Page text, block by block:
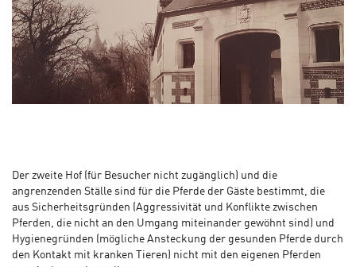
Der zweite Hof (für Besucher nicht zugänglich) und die
angrenzenden Ställe sind für die Pferde der Gäste bestimmt, die
aus Sicherheitsgründen (Aggressivität und Konflikte zwischen
Pferden, die nicht an den Umgang miteinander gewöhnt sind) und
Hygienegründen (mögliche Ansteckung der gesunden Pferde durch
den Kontakt mit kranken Tieren) nicht mit den eigenen Pferden